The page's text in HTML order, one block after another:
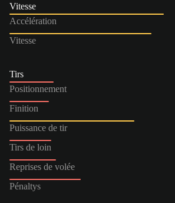
Vitesse
Accélération
Vitesse
Tirs
Positionnement
Finition
Puissance de tir
Tirs de loin
Reprises de volée
Pénaltys